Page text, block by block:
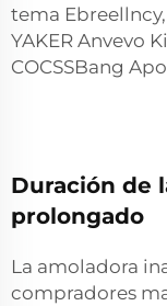
tema
YAKER Anvevo
COCSSBang
Duración de
prolongado
La amoladora
compradores